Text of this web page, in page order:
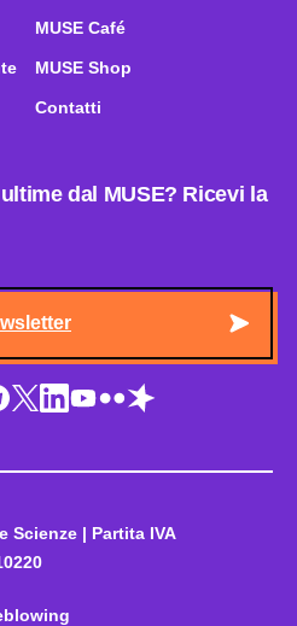
MUSE Café
MUSE Shop
Contatti
dal MUSE? Ricevi la
Scienze | Partita IVA